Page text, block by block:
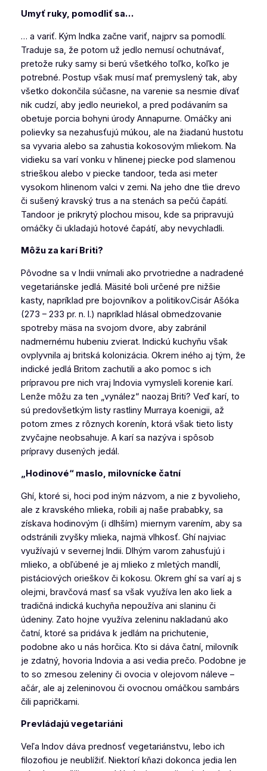
Umyť ruky, pomodliť sa…
… a variť. Kým Indka začne variť, najprv sa pomodlí.
Traduje sa, že potom už jedlo nemusí ochutnávať,
pretože ruky samy si berú všetkého toľko, koľko je
potrebné. Postup však musí mať premyslený tak, aby
všetko dokončila súčasne, na varenie sa nesmie dívať
nik cudzí, aby jedlo neuriekol, a pred podávaním sa
obetuje porcia bohyni úrody Annapurne. Omáčky ani
polievky sa nezahusťujú múkou, ale na žiadanú hustotu
sa vyvaria alebo sa zahustia kokosovým mliekom. Na
vidieku sa varí vonku v hlinenej piecke pod slamenou
strieškou alebo v piecke tandoor, teda asi meter
vysokom hlinenom valci v zemi. Na jeho dne tlie drevo
či sušený kravský trus a na stenách sa pečú čapátí.
Tandoor je prikrytý plochou misou, kde sa pripravujú
omáčky či ukladajú hotové čapátí, aby nevychladli.
Môžu za karí Briti?
Pôvodne sa v Indii vnímali ako prvotriedne a nadradené
vegetariánske jedlá. Mäsité boli určené pre nižšie
kasty, napríklad pre bojovníkov a politikov.Cisár Ašóka
(273 – 233 pr. n. l.) napríklad hlásal obmedzovanie
spotreby mäsa na svojom dvore, aby zabránil
nadmernému hubeniu zvierat. Indickú kuchyňu však
ovplyvnila aj britská kolonizácia. Okrem iného aj tým, že
indické jedlá Britom zachutili a ako pomoc s ich
prípravou pre nich vraj Indovia vymysleli korenie karí.
Lenže môžu za ten „vynález“ naozaj Briti? Veď karí, to
sú predovšetkým listy rastliny Murraya koenigii, až
potom zmes z rôznych korenín, ktorá však tieto listy
zvyčajne neobsahuje. A karí sa nazýva i spôsob
prípravy dusených jedál.
„Hodinové“ maslo, milovnícke čatní
Ghí, ktoré si, hoci pod iným názvom, a nie z byvolieho,
ale z kravského mlieka, robili aj naše prababky, sa
získava hodinovým (i dlhším) miernym varením, aby sa
odstránili zvyšky mlieka, najmä vlhkosť. Ghí najviac
využívajú v severnej Indii. Dlhým varom zahusťujú i
mlieko, a obľúbené je aj mlieko z mletých mandlí,
pistáciových orieškov či kokosu. Okrem ghí sa varí aj s
olejmi, bravčová masť sa však využíva len ako liek a
tradičná indická kuchyňa nepoužíva ani slaninu či
údeniny. Zato hojne využíva zeleninu nakladanú ako
čatní, ktoré sa pridáva k jedlám na prichutenie,
podobne ako u nás horčica. Kto si dáva čatní, milovník
je zdatný, hovoria Indovia a asi vedia prečo. Podobne je
to so zmesou zeleniny či ovocia v olejovom náleve –
ačár, ale aj zeleninovou či ovocnou omáčkou sambárs
čili papričkami.
Prevládajú vegetariáni
Veľa Indov dáva prednosť vegetariánstvu, lebo ich
filozofiou je neublížiť. Niektorí kňazi dokonca jedia len